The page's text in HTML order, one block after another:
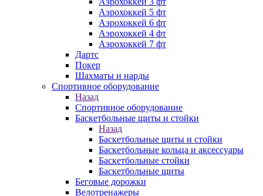
Аэрохоккей 5 фт
Аэрохоккей 6 фт
Аэрохоккей 4 фт
Аэрохоккей 7 фт
Дартс
Покер
Шахматы и нарды
Спортивное оборудование
Назад
Спортивное оборудование
Баскетбольные щиты и стойки
Назад
Баскетбольные щиты и стойки
Баскетбольные кольца и аксессуары
Баскетбольные стойки
Баскетбольные щиты
Беговые дорожки
Велотренажеры